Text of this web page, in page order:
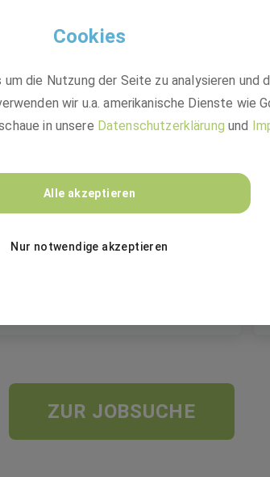
Düsseldorf-Stadtbezirk 9
ZUR JOBSUCHE
Cookies
die Nutzung der Seite zu analysieren und
wir u.a. amerikanische Dienste wie
in unsere Datenschutzerklärung und
Alle akzeptieren
Nur notwendige akzeptieren